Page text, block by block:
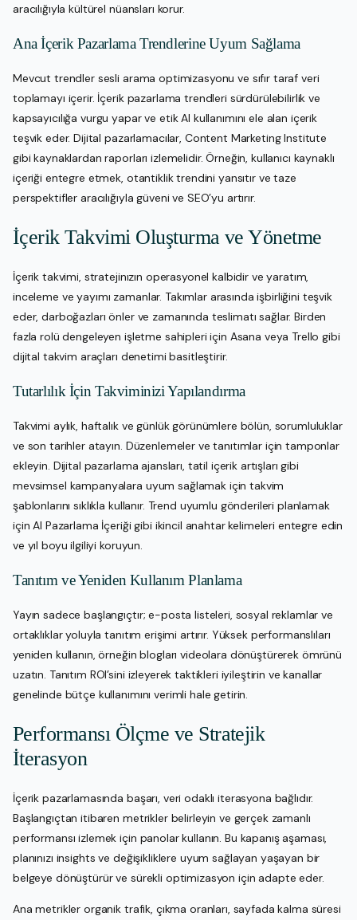
aracılığıyla kültürel nüansları korur.
Ana İçerik Pazarlama Trendlerine Uyum Sağlama
Mevcut trendler sesli arama optimizasyonu ve sıfır taraf veri
toplamayı içerir. İçerik pazarlama trendleri sürdürülebilirlik ve
kapsayıcılığa vurgu yapar ve etik AI kullanımını ele alan içerik
teşvik eder. Dijital pazarlamacılar, Content Marketing Institute
gibi kaynaklardan raporları izlemelidir. Örneğin, kullanıcı kaynaklı
içeriği entegre etmek, otantiklik trendini yansıtır ve taze
perspektifler aracılığıyla güveni ve SEO’yu artırır.
İçerik Takvimi Oluşturma ve Yönetme
İçerik takvimi, stratejinızın operasyonel kalbidir ve yaratım,
inceleme ve yayımı zamanlar. Takımlar arasında işbirliğini teşvik
eder, darboğazları önler ve zamanında teslimatı sağlar. Birden
fazla rolü dengeleyen işletme sahipleri için Asana veya Trello gibi
dijital takvim araçları denetimi basitleştirir.
Tutarlılık İçin Takviminizi Yapılandırma
Takvimi aylık, haftalık ve günlük görünümlere bölün, sorumluluklar
ve son tarihler atayın. Düzenlemeler ve tanıtımlar için tamponlar
ekleyin. Dijital pazarlama ajansları, tatil içerik artışları gibi
mevsimsel kampanyalara uyum sağlamak için takvim
şablonlarını sıklıkla kullanır. Trend uyumlu gönderileri planlamak
için AI Pazarlama İçeriği gibi ikincil anahtar kelimeleri entegre edin
ve yıl boyu ilgiliyi koruyun.
Tanıtım ve Yeniden Kullanım Planlama
Yayın sadece başlangıçtır; e-posta listeleri, sosyal reklamlar ve
ortaklıklar yoluyla tanıtım erişimi artırır. Yüksek performanslıları
yeniden kullanın, örneğin blogları videolara dönüştürerek ömrünü
uzatın. Tanıtım ROI’sini izleyerek taktikleri iyileştirin ve kanallar
genelinde bütçe kullanımını verimli hale getirin.
Performansı Ölçme ve Stratejik
İterasyon
İçerik pazarlamasında başarı, veri odaklı iterasyona bağlıdır.
Başlangıçtan itibaren metrikler belirleyin ve gerçek zamanlı
performansı izlemek için panolar kullanın. Bu kapanış aşaması,
planınızı insights ve değişikliklere uyum sağlayan yaşayan bir
belgeye dönüştürür ve sürekli optimizasyon için adapte eder.
Ana metrikler organik trafik, çıkma oranları, sayfada kalma süresi